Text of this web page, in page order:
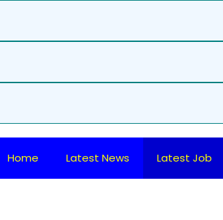
Home Latest News Latest Job